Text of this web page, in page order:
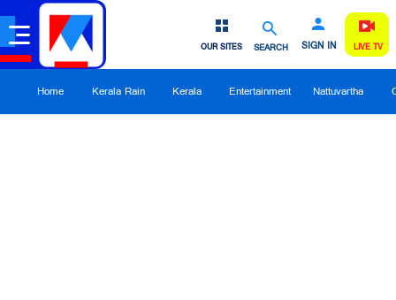
SEARCH SIGN IN
OUR SITES LIVE TV
Home Kerala Rain Kerala Entertainment Nattuvartha